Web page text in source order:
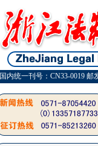
国内统一刊号：CN33-0019 邮